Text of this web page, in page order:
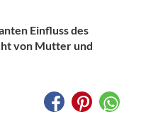
Einfluss des
von Mutter und